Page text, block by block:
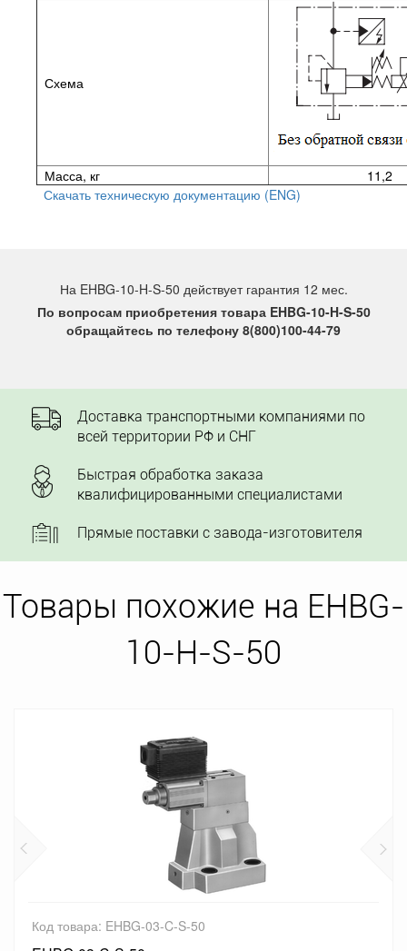
Схема
Масса, кг
11,2
Скачать техническую документацию (ENG)
На EHBG-10-H-S-50 действует гарантия 12 мес.
По вопросам приобретения товара EHBG-10-H-S-50
обращайтесь по телефону 8(800)100-44-79
Доставка транспортными компаниями по
всей территории РФ и СНГ
Быстрая обработка заказа
квалифицированными специалистами
Прямые поставки с завода-изготовителя
Товары похожие на EHBG-
10-H-S-50
Код товара: EHBG-03-C-S-50